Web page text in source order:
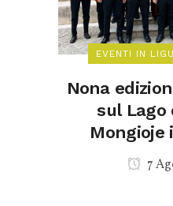
EVENTI IN
Nona
sul Lago
Mongioje
7